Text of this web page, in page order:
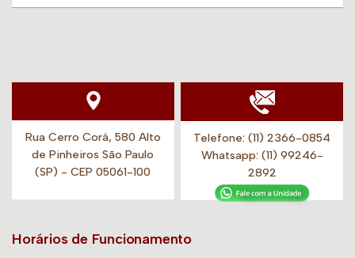
Rua Cerro Corá, 580 Alto
de Pinheiros São Paulo
(SP) - CEP 05061-100
Telefone:(11) 2366-0854
Whatsapp: (11) 99246-
2892
Horários de Funcionamento